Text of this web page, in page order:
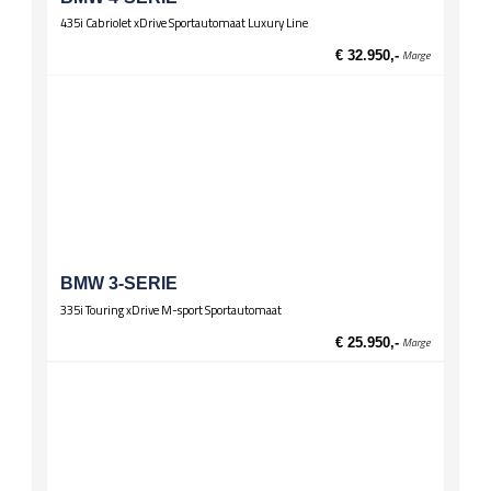
Lederen stuur
435i Cabriolet xDrive Sportautomaat Luxury Line
€ 32.950,- Marge
BMW 3-SERIE
335i Touring xDrive M-sport Sportautomaat
€ 25.950,- Marge